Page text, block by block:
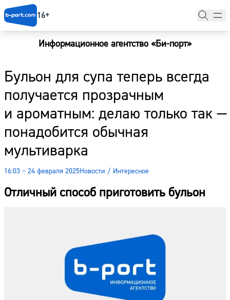
16+
Информационное агентство «Би-порт»
Бульон для супа теперь всегда
получается прозрачным
и ароматным: делаю только так —
понадобится обычная
мультиварка
16:03 – 24 февраля 2025Новости / Интересное
Отличный способ приготовить бульон
Новости
Наши гости
Фоторепортажи
Погода
Курсы валют